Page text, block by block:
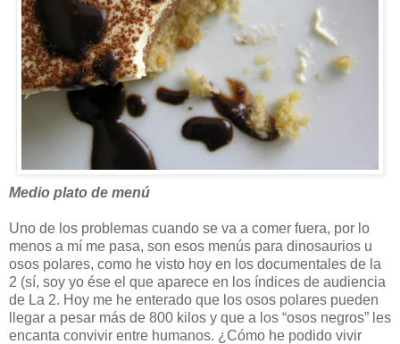
Medio plato de menú
Uno de los problemas cuando se va a comer fuera, por lo
menos a mí me pasa, son esos menús para dinosaurios u
osos polares, como he visto hoy en los documentales de la
2 (sí, soy yo ése el que aparece en los índices de audiencia
de La 2. Hoy me he enterado que los osos polares pueden
llegar a pesar más de 800 kilos y que a los “osos negros” les
encanta convivir entre humanos. ¿Cómo he podido vivir